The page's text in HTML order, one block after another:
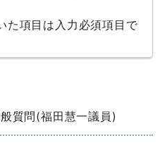
た項目は入力必須項目で
質問(福田慧一議員)